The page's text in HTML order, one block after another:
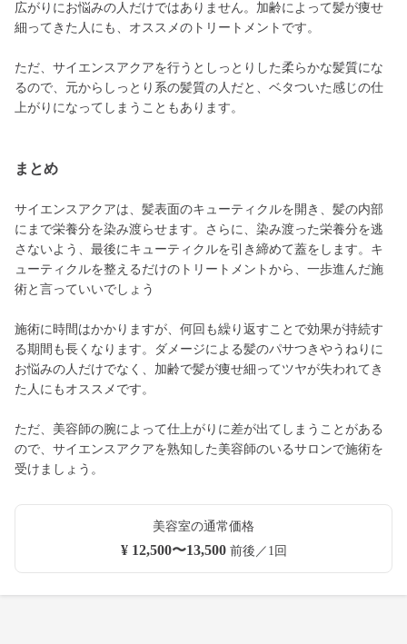
広がりにお悩みの人だけではありません。加齢によって髪が痩せ
細ってきた人にも、オススメのトリートメントです。
ただ、サイエンスアクアを行うとしっとりした柔らかな髪質にな
るので、元からしっとり系の髪質の人だと、ベタついた感じの仕
上がりになってしまうこともあります。
まとめ
サイエンスアクアは、髪表面のキューティクルを開き、髪の内部
にまで栄養分を染み渡らせます。さらに、染み渡った栄養分を逃
さないよう、最後にキューティクルを引き締めて蓋をします。キ
ューティクルを整えるだけのトリートメントから、一歩進んだ施
術と言っていいでしょう
施術に時間はかかりますが、何回も繰り返すことで効果が持続す
る期間も長くなります。ダメージによる髪のパサつきやうねりに
お悩みの人だけでなく、加齢で髪が痩せ細ってツヤが失われてき
た人にもオススメです。
ただ、美容師の腕によって仕上がりに差が出てしまうことがある
ので、サイエンスアクアを熟知した美容師のいるサロンで施術を
受けましょう。
美容室の通常価格
¥ 12,500〜13,500前後／1回